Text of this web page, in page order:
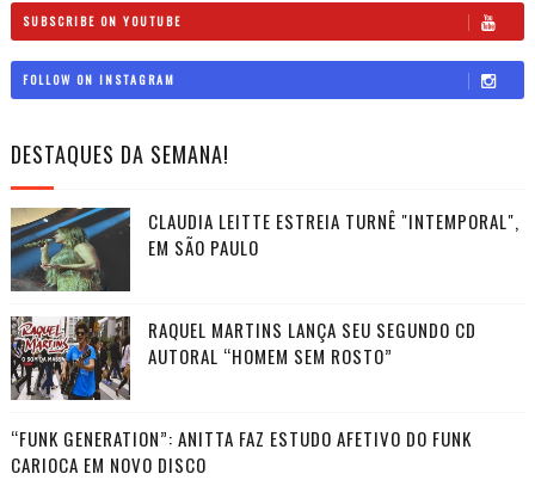
SUBSCRIBE ON YOUTUBE
FOLLOW ON INSTAGRAM
DESTAQUES DA SEMANA!
CLAUDIA LEITTE ESTREIA TURNÊ "INTEMPORAL",
EM SÃO PAULO
RAQUEL MARTINS LANÇA SEU SEGUNDO CD
AUTORAL “HOMEM SEM ROSTO”
“FUNK GENERATION”: ANITTA FAZ ESTUDO AFETIVO DO FUNK
CARIOCA EM NOVO DISCO